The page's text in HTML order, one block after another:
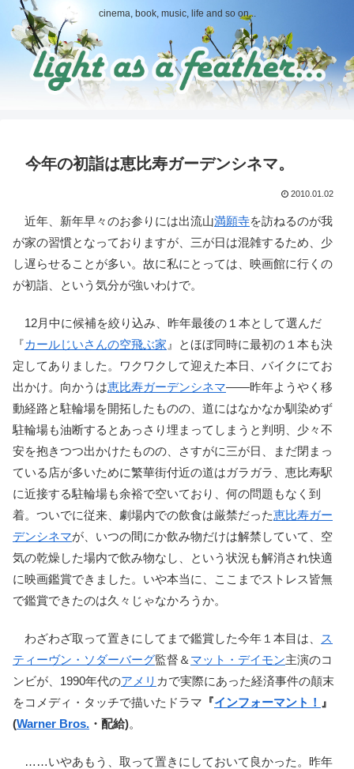
cinema, book, music, life and so on...
今年の初詣は恵比寿ガーデンシネマ。
2010.01.02
近年、新年早々のお参りには出流山満願寺を訪ねるのが我
が家の習慣となっておりますが、三が日は混雑するため、少
し遅らせることが多い。故に私にとっては、映画館に行くの
が初詣、という気分が強いわけで。
12月中に候補を絞り込み、昨年最後の１本として選んだ
『カールじいさんの空飛ぶ家 』とほぼ同時に最初の１本も決
定してありました。ワクワクして迎えた本日、バイクにてお
出かけ。向かうは恵比寿ガーデンシネマ――昨年ようやく移
動経路と駐輪場を開拓したものの、道にはなかなか馴染めず
駐輪場も油断するとあっさり埋まってしまうと判明、少々不
安を抱きつつ出かけたものの、さすがに三が日、まだ閉まっ
ている店が多いために繁華街付近の道はガラガラ、恵比寿駅
に近接する駐輪場も余裕で空いており、何の問題もなく到
着。ついでに従来、劇場内での飲食は厳禁だった恵比寿ガー
デンシネマが、いつの間にか飲み物だけは解禁していて、空
気の乾燥した場内で飲み物なし、という状況も解消され快適
に映画鑑賞できました。いや本当に、ここまでストレス皆無
で鑑賞できたのは久々じゃなかろうか。
わざわざ取って置きにしてまで鑑賞した今年１本目は、
ス
ティーヴン・ソダーバーグ監督＆ マット・デイモン主演のコ
ンビが、1990年代のアメリ カで実際にあった経済事件の顛末
をコメディ・タッチで描いたドラマ 『インフォーマント！ 』
(Warner Bros. ・配給)。
……いやあもう、取って置きにしておいて良かった。昨年